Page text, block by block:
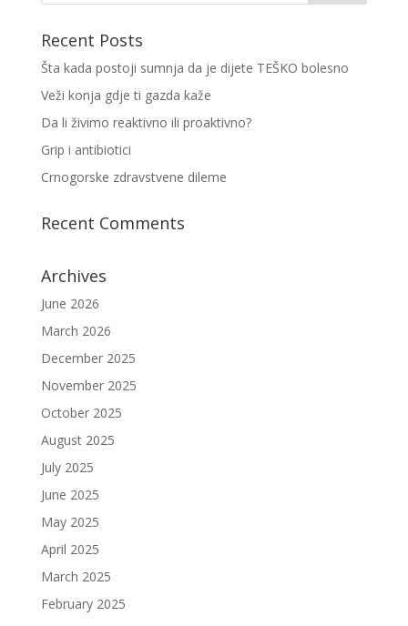
Recent Posts
Šta kada postoji sumnja da je dijete TEŠKO bolesno
Veži konja gdje ti gazda kaže
Da li živimo reaktivno ili proaktivno?
Grip i antibiotici
Crnogorske zdravstvene dileme
Recent Comments
Archives
June 2026
March 2026
December 2025
November 2025
October 2025
August 2025
July 2025
June 2025
May 2025
April 2025
March 2025
February 2025